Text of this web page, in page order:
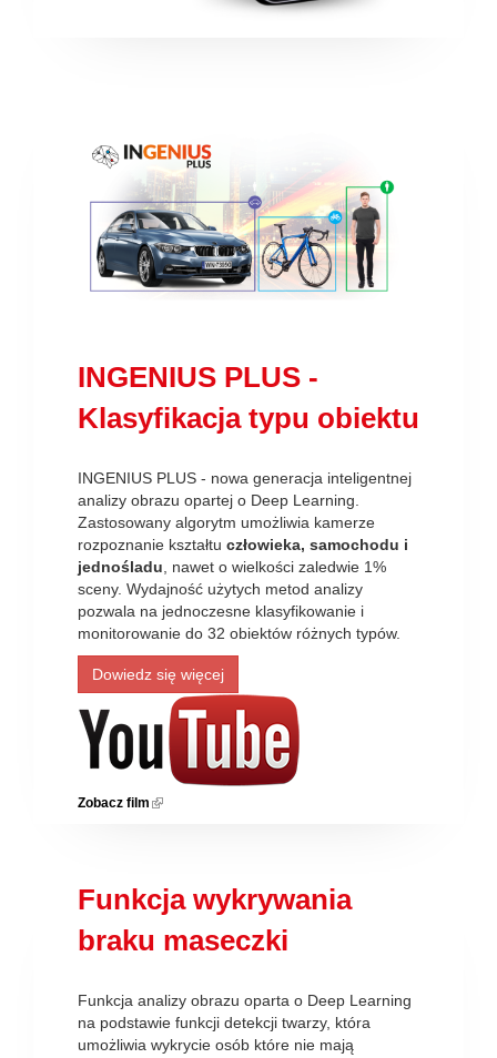
INGENIUS PLUS -
Klasyfikacja typu obiektu
INGENIUS PLUS - nowa generacja inteligentnej
analizy obrazu opartej o Deep Learning.
Zastosowany algorytm umożliwia kamerze
rozpoznanie kształtu człowieka, samochodu i
jednośladu, nawet o wielkości zaledwie 1%
sceny. Wydajność użytych metod analizy
pozwala na jednoczesne klasyfikowanie i
monitorowanie do 32 obiektów różnych typów.
Dowiedz się więcej
Zobacz film (link is external)
Funkcja wykrywania
braku maseczki
Funkcja analizy obrazu oparta o Deep Learning
na podstawie funkcji detekcji twarzy, która
umożliwia wykrycie osób które nie mają